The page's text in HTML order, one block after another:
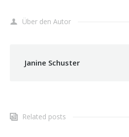
Über den Autor
Janine Schuster
Related posts